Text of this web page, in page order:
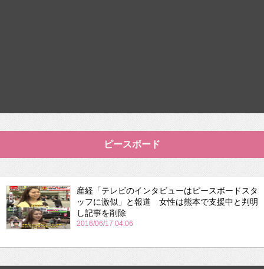
ピースボード
産経「テレビのインタビューはピースボードスタ
ッフに激似」と報道 女性は熊本で支援中と判明
し記事を削除
2016/06/17 04:06